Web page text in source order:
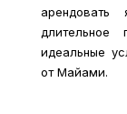
длительное
идеальные
от Майами.